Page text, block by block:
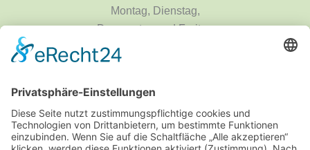
Montag, Dienstag,
Donnerstag und Freitag
9 - 14 Uhr